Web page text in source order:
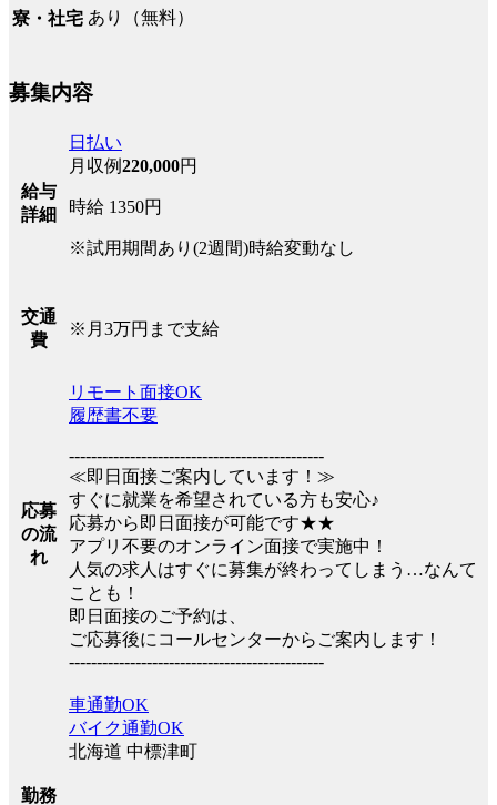
寮・社宅 あり（無料）
募集内容
給与
詳細
日払い
月収例220,000円
時給 1350円
※試用期間あり(2週間)時給変動なし
交通
費
※月3万円まで支給
応募
の流
れ
リモート面接OK
履歴書不要
----------------------------------------------
≪即日面接ご案内しています！≫
すぐに就業を希望されている方も安心♪
応募から即日面接が可能です★★
アプリ不要のオンライン面接で実施中！
人気の求人はすぐに募集が終わってしまう…なんて
ことも！
即日面接のご予約は、
ご応募後にコールセンターからご案内します！
----------------------------------------------
勤務
車通勤OK
バイク通勤OK
北海道 中標津町